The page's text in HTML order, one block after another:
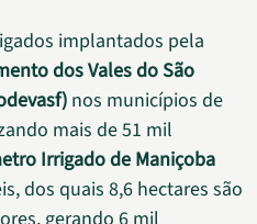
implantados pela
dos Vales do São
nos municípios de
mais de 51 mil
Irrigado de Maniçoba
dos quais 8,6 hectares são